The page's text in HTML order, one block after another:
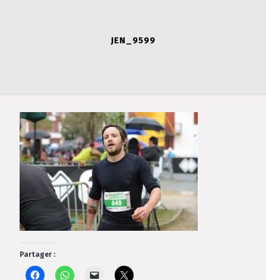
JEN_9599
Partager :